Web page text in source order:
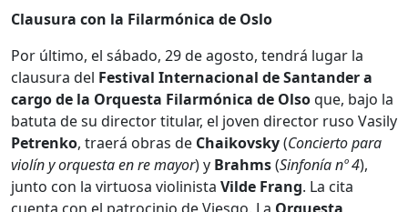
Clausura con la Filarmónica de Oslo
Por último, el sábado, 29 de agosto, tendrá lugar la
clausura del Festival Internacional de Santander a
cargo de la Orquesta Filarmónica de Olsoque, bajo la
batuta de su director titular, el joven director ruso Vasily
Petrenko, traerá obras de Chaikovsky(Concierto para
violín y orquesta en re mayor) y Brahms(Sinfonía nº 4),
junto con la virtuosa violinista Vilde Frang. La cita